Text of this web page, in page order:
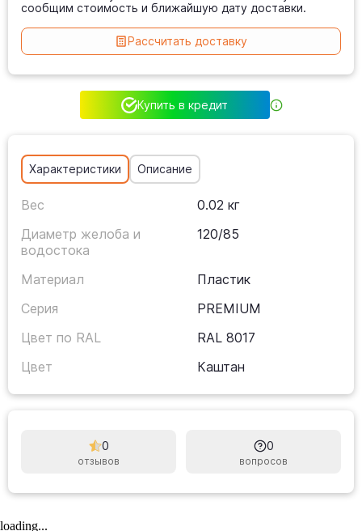
сообщим стоимость и ближайшую дату доставки.
Рассчитать доставку
Купить в кредит
Характеристики Описание
Вес
0.02 кг
Диаметр желоба и
водостока
120/85
Материал
Пластик
Серия
PREMIUM
Цвет по RAL
RAL 8017
Цвет
Каштан
0
отзывов
0
вопросов
loading...